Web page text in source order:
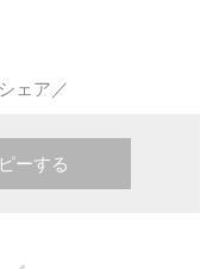
ェア／
ーする